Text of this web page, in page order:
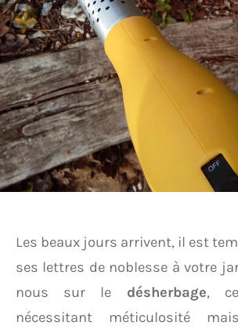
Les beaux jours arrivent, il est
ses lettres de noblesse à votre
nous sur le désherbage,
nécessitant méticulosité